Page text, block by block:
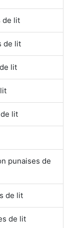
de lit
de lit
lit
lit
punaises de
de lit
de lit